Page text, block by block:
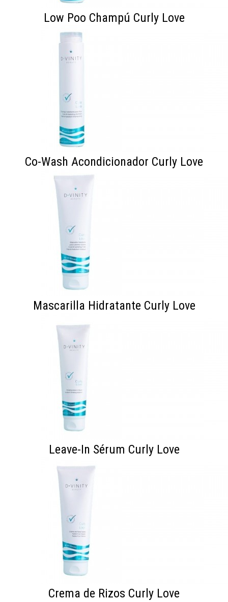
Low Poo Champú Curly Love
Co-Wash Acondicionador Curly Love
Mascarilla Hidratante Curly Love
Leave-In Sérum Curly Love
Crema de Rizos Curly Love